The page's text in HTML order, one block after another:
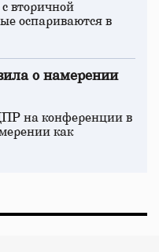
вторичной
оспариваются в
о намерении
на конференции в
как